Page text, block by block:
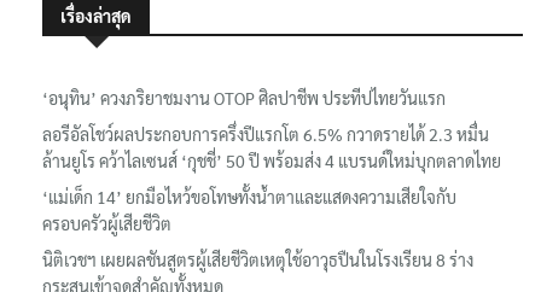
‘อนุทิน’ ควงภริยาชมงาน OTOP ศิลปาชีพ ประทีปไทยวันแรก
ลอรีอัลโชว์ผลประกอบการครึ่งปีแรกโต 6.5% กวาดรายได้ 2.3 หมื่น
ล้านยูโร คว้าไลเซนส์ ‘กุชชี่’ 50 ปี พร้อมส่ง 4 แบรนด์ใหม่บุกตลาดไทย
‘แม่เด็ก 14’ ยกมือไหว้ขอโทษทั้งน้ำตาและแสดงความเสียใจกับ
ครอบครัวผู้เสียชีวิต